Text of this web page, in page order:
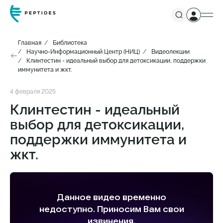
Главная
Библиотека
Научно-Информационный Центр (НИЦ)
Видеолекции
Клинтестин - идеальный выбор для детоксикации, поддержки
иммунитета и жкт.
4 февраля 2025
Клинтестин - идеальный
выбор для детоксикации,
поддержки иммунитета и
жкт.